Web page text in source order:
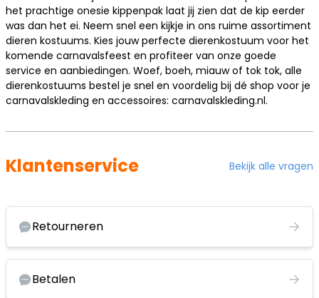
het prachtige onesie kippenpak laat jij zien dat de kip eerder
was dan het ei. Neem snel een kijkje in ons ruime assortiment
dieren kostuums. Kies jouw perfecte dierenkostuum voor het
komende carnavalsfeest en profiteer van onze goede
service en aanbiedingen. Woef, boeh, miauw of tok tok, alle
dierenkostuums bestel je snel en voordelig bij dé shop voor je
carnavalskleding en accessoires: carnavalskleding.nl.
Klantenservice Bekijk alle vragen
Retourneren
Betalen